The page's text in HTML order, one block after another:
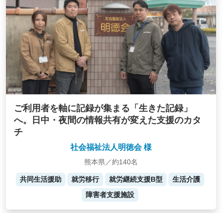
ご利用者を軸に記録が集まる「生きた記録」
へ。日中・夜間の情報共有が変えた支援のカタ
チ
社会福祉法人明徳会 様
熊本県／約140名
共同生活援助 就労移行 就労継続支援B型
生活介護
障害者支援施設